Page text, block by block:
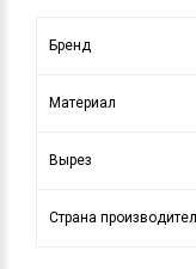
Бренд
Материал
Вырез
Страна